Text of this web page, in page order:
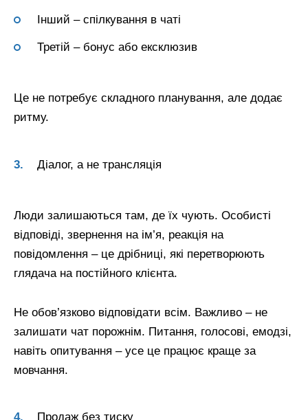
Інший – спілкування в чаті
Третій – бонус або ексклюзив
Це не потребує складного планування, але додає
ритму.
Діалог, а не трансляція
Люди залишаються там, де їх чують. Особисті
відповіді, звернення на ім’я, реакція на
повідомлення – це дрібниці, які перетворюють
глядача на постійного клієнта.
Не обов’язково відповідати всім. Важливо – не
залишати чат порожнім. Питання, голосові, емодзі,
навіть опитування – усе це працює краще за
мовчання.
Продаж без тиску